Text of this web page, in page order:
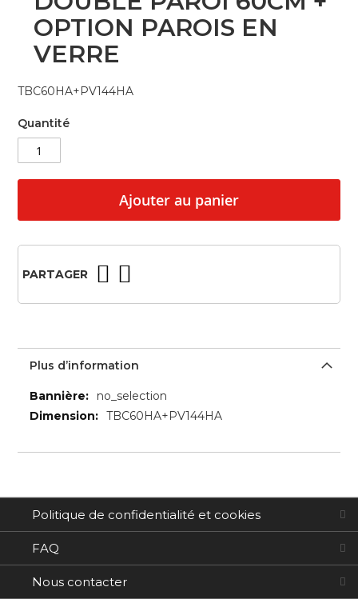
beginning
images
OPTION PAROIS EN
VERRE
TBC60HA+PV144HA
Quantité
Ajouter au panier
PARTAGER
Plus d’information
Plus
d’information
no_selection
TBC60HA+PV144HA
Politique de confidentialité et cookies
FAQ
Nous contacter